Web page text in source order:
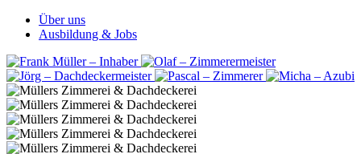
Über uns
Ausbildung & Jobs